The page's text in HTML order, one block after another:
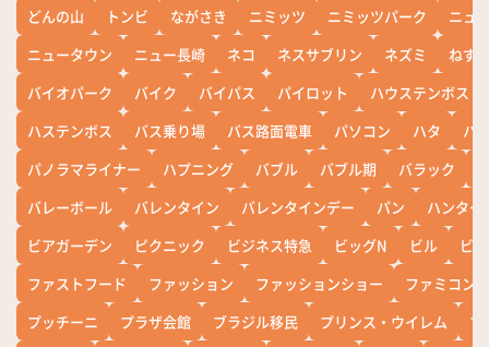
どんの山
トンビ ながさき ニミッツ ニミッツパーク
ニュ
ニュータウン
ニュー長崎 ネコ ネスサブリン ネズミ
ねず
バイオパーク
バイク バイパス パイロット
ハウステンボス
ハステンボス
バス乗り場 バス路面電車 パソコン ハタ
ハ
パノラマライナー
ハプニング バブル バブル期 バラック
バレーボール
バレンタイン バレンタインデー パン
ハンター
ビアガーデン
ピクニック ビジネス特急 ビッグN ビル
ビワ
ファストフード
ファッション ファッションショー
ファミコン
プッチーニ
プラザ会館 ブラジル移民 プリンス・ウイレム
ブ